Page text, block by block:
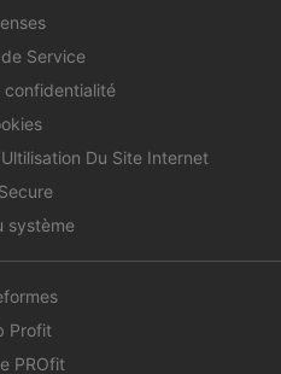
Service
confidentialité
Du Site Internet
système
Profit
PROfit